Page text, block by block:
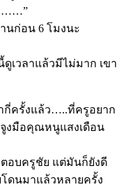
……”
นก่อน 6 โมงนะ
เวลาแล้วมีไม่มาก เขา
กี่ครั้งแล้ว…..ที่ครูอยาก
จูงมือคุณหนูแสงเดือน
อบครูชัย แต่มันก็ยังดี
โดนมาแล้วหลายครั้ง